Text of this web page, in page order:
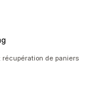
récupération de paniers